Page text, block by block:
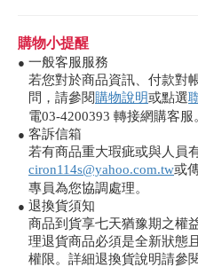
購物小提醒
● 一般客服服務
若您對於商品資訊、付款對
問，請參閱購物說明或點選
電03-4200393 轉接網購客服
● 客訴信箱
若有商品重大瑕疵或與人員
ciron114s@yahoo.com.tw或
專員為您協調處理。
● 退換貨須知
商品到貨享七天猶豫期之權
理退貨商品必須是全新狀態
權限。詳細退換貨說明請參